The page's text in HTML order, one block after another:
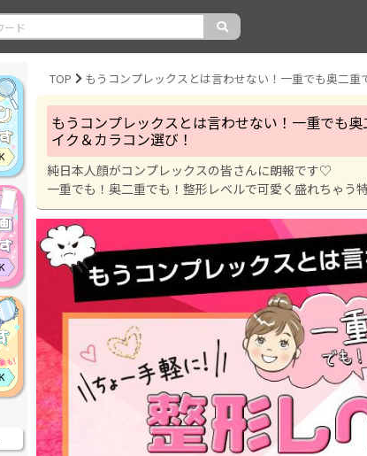
TOP
もうコンプレックスとは言わせない！一重でも
イク＆カラコン選び！
純日本人顔がコンプレックスの皆さんに朗報です♡
一重でも！奥二重でも！整形レベルで可愛く盛れちゃう